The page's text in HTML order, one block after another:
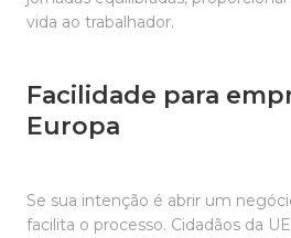
vida ao trabalhador.
Facilidade para
Europa
Se sua intenção é abrir um
facilita o processo. Cidadãos da